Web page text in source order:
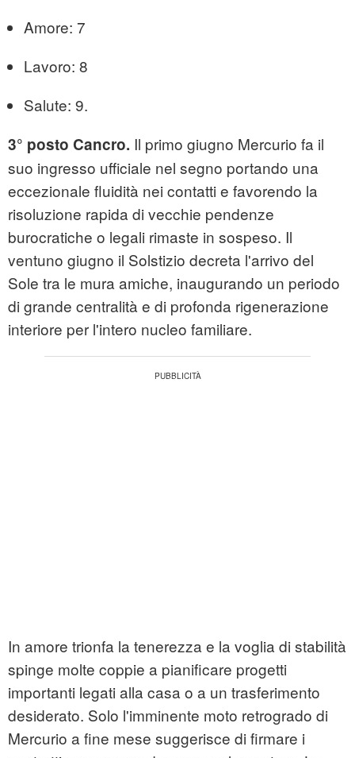
Amore: 7
Lavoro: 8
Salute: 9.
3° posto Cancro. Il primo giugno Mercurio fa il
suo ingresso ufficiale nel segno portando una
eccezionale fluidità nei contatti e favorendo la
risoluzione rapida di vecchie pendenze
burocratiche o legali rimaste in sospeso. Il
ventuno giugno il Solstizio decreta l'arrivo del
Sole tra le mura amiche, inaugurando un periodo
di grande centralità e di profonda rigenerazione
interiore per l'intero nucleo familiare.
In amore trionfa la tenerezza e la voglia di stabilità
spinge molte coppie a pianificare progetti
importanti legati alla casa o a un trasferimento
desiderato. Solo l'imminente moto retrogrado di
Mercurio a fine mese suggerisce di firmare i